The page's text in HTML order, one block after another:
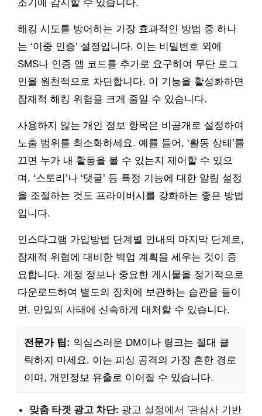
조기에 감지할 수 있습니다.
해킹 시도를 방어하는 가장 효과적인 방법 중 하나
는 ‘이중 인증’ 설정입니다. 이는 비밀번호 외에
SMS나 인증 앱 코드를 추가로 요구하여 무단 로그
인을 원천적으로 차단합니다. 이 기능을 활성화하면
잠재적 해킹 위험을 크게 줄일 수 있습니다.
사용하지 않는 개인 정보 항목은 비공개로 설정하여
노출 범위를 최소화하세요. 예를 들어, ‘활동 상태’를
끄면 누가 내 활동을 볼 수 있는지 제어할 수 있으
며, ‘스토리’나 ‘댓글’ 등 특정 기능에 대한 알림 설정
을 조절하는 것도 프라이버시를 강화하는 좋은 방법
입니다.
인스타그램 가입방법 단계별 안내의 마지막 단계로,
잠재적 위협에 대비한 백업 계획을 세우는 것이 중
요합니다. 계정 정보나 중요한 게시물을 정기적으로
다운로드하여 별도의 장치에 보관하는 습관을 들이
면, 만일의 사태에 신속하게 대처할 수 있습니다.
전문가 팁: 의심스러운 DM이나 링크는 절대 클
릭하지 마세요. 이는 피싱 공격의 가장 흔한 경로
이며, 개인정보 유출로 이어질 수 있습니다.
맞춤 타겟 광고 차단: 광고 설정에서 ‘관심사 기반